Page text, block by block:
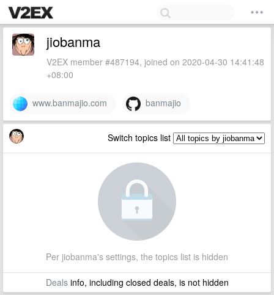
jiobanma
V2EX member #487194, joined on 2020-04-30 14:41:48
+08:00
www.banmajio.com banmajio
Switch topics list
Per jiobanma's settings, the topics list is hidden
Dealsinfo, including closed deals, is not hidden